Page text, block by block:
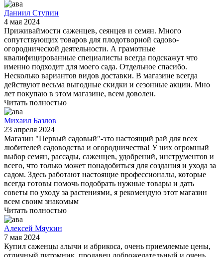
Даниил Ступин
4 мая 2024
Приживаймости саженцев, сеянцев и семян. Много
сопутствующих товаров для плодотворной садово-
огороднической деятельности. А грамотные
квалифицированные специалисты всегда подскажут что
именно подходит для моего сада. Отдельное спасибо.
Несколько вариантов видов доставки. В магазине всегда
действуют весьма выгодные скидки и сезонные акции. Мно
лет покупаю в этом магазине, всем доволен.
Читать полностью
Михаил Базлов
23 апреля 2024
Магазин "Первый садовый"-это настоящий рай для всех
любителей садоводства и огородничества! У них огромный
выбор семян, рассады, саженцев, удобрений, инструментов и
всего, что только может понадобиться для создания и ухода за
садом. Здесь работают настоящие профессионалы, которые
всегда готовы помочь подобрать нужные товары и дать
советы по уходу за растениями, я рекомендую этот магазин
всем своим знакомым
Читать полностью
Алексей Мяукин
7 мая 2024
Купил саженцы алычи и абрикоса, очень приемлемые цены,